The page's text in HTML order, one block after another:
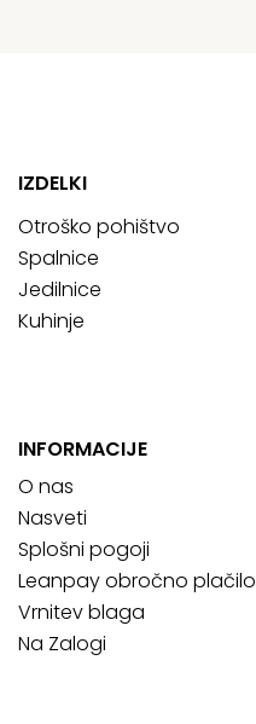
IZDELKI
Otroško pohištvo
Spalnice
Jedilnice
Kuhinje
INFORMACIJE
O nas
Nasveti
Splošni pogoji
Leanpay obročno plačilo
Vrnitev blaga
Na Zalogi